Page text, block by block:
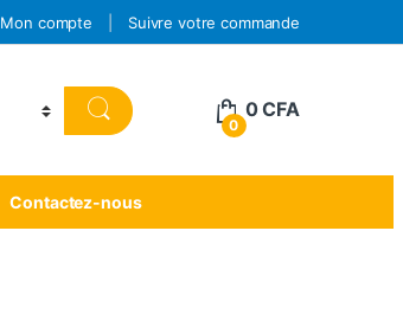
Mon compte Suivre votre commande
0
0CFA
Contactez-nous